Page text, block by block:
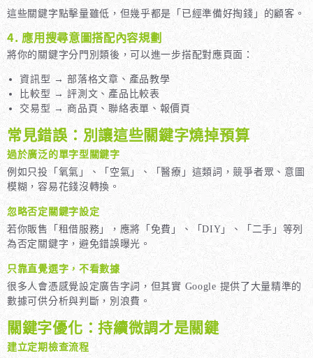
這些關鍵字點擊量雖低，但幾乎都是「已經準備好掏錢」的顧客。
4. 應用搜尋意圖搭配內容規劃
將你的關鍵字分門別類後，可以進一步搭配對應頁面：
資訊型 → 部落格文章、產品教學
比較型 → 評測文、產品比較表
交易型 → 商品頁、聯絡表單、報價頁
常見錯誤：別讓這些關鍵字燒掉預算
過於廣泛的單字型關鍵字
例如只投「氧氣」、「空氣」、「醫療」這類詞，競爭者眾、意圖
模糊，容易花錢沒轉換。
忽略否定關鍵字設定
若你販售「租借服務」，應將「免費」、「DIY」、「二手」等列
為否定關鍵字，避免錯誤曝光。
只靠直覺選字，不看數據
很多人會憑感覺設定廣告字詞，但其實 Google 提供了大量精準的
數據可供分析與判斷，別浪費。
關鍵字優化：持續微調才是關鍵
建立定期檢查流程